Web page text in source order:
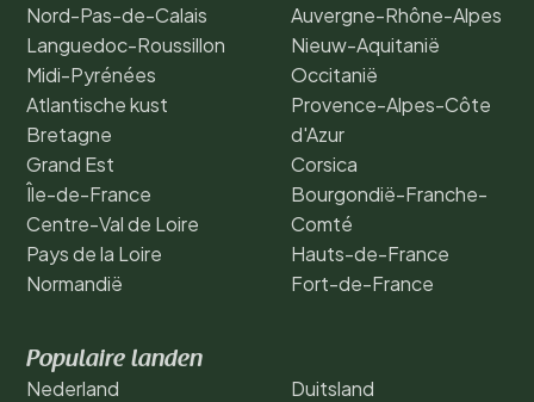
Nord-Pas-de-Calais
Languedoc-Roussillon
Midi-Pyrénées
Atlantische kust
Bretagne
Grand Est
Île-de-France
Centre-Val de Loire
Pays de la Loire
Normandië
Auvergne-Rhône-Alpes
Nieuw-Aquitanië
Occitanië
Provence-Alpes-Côte
d'Azur
Corsica
Bourgondië-Franche-
Comté
Hauts-de-France
Fort-de-France
Populaire landen
Nederland
Duitsland